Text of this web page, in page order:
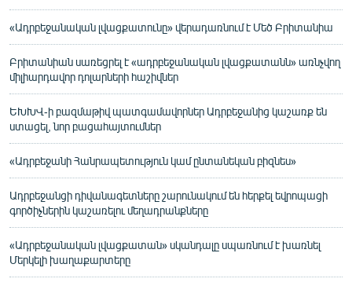
«Ադրբեջանական լվացքատունը» վերադառնում է Մեծ Բրիտանիա
Բրիտանիան սառեցրել է «ադրբեջանական լվացքատանն» առնչվող
միլիարդավոր դոլարների հաշիվներ
ԵԽԽՎ-ի բազմաթիվ պատգամավորներ Ադրբեջանից կաշառք են
ստացել, նոր բացահայտումներ
«Ադրբեջանի Հանրապետություն կամ ընտանեկան բիզնես»
Ադրբեջանցի դիվանագետները շարունակում են հերքել եվրոպացի
գործիչներին կաշառելու մեղադրանքները
«Ադրբեջանական լվացքատան» սկանդալը սպառնում է խառնել
Մերկելի խաղաքարտերը